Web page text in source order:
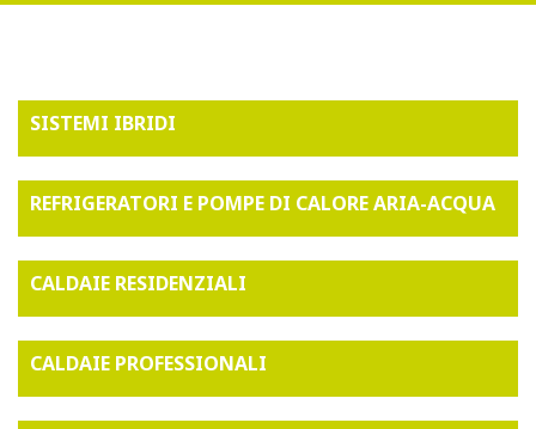
SISTEMI IBRIDI
REFRIGERATORI E POMPE DI CALORE ARIA-ACQUA
CALDAIE RESIDENZIALI
CALDAIE PROFESSIONALI